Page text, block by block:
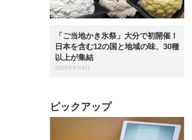
「ご当地かき氷祭」大分で初開催！
日本を含む12の国と地域の味、30種
以上が集結
2026年8月6日
ピックアップ